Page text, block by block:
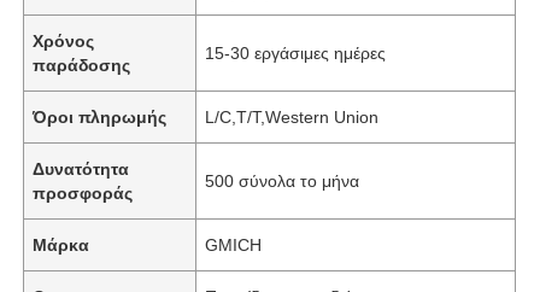
Χρόνος
παράδοσης
15-30 εργάσιμες ημέρες
Όροι πληρωμής L/C,T/T,Western Union
Δυνατότητα
προσφοράς
500 σύνολα το μήνα
Μάρκα GMICH